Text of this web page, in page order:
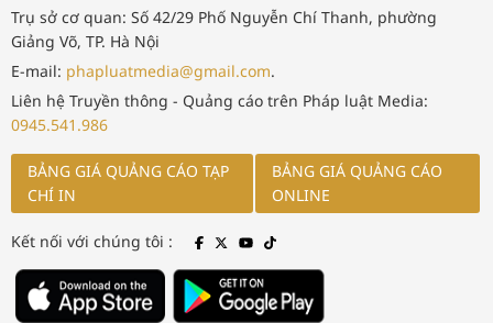
Trụ sở cơ quan: Số 42/29 Phố Nguyễn Chí Thanh, phường
Giảng Võ, TP. Hà Nội
E-mail: phapluatmedia@gmail.com.
Liên hệ Truyền thông - Quảng cáo trên Pháp luật Media:
0945.541.986
BẢNG GIÁ QUẢNG CÁO TẠP
CHÍ IN
BẢNG GIÁ QUẢNG CÁO
ONLINE
Kết nối với chúng tôi :